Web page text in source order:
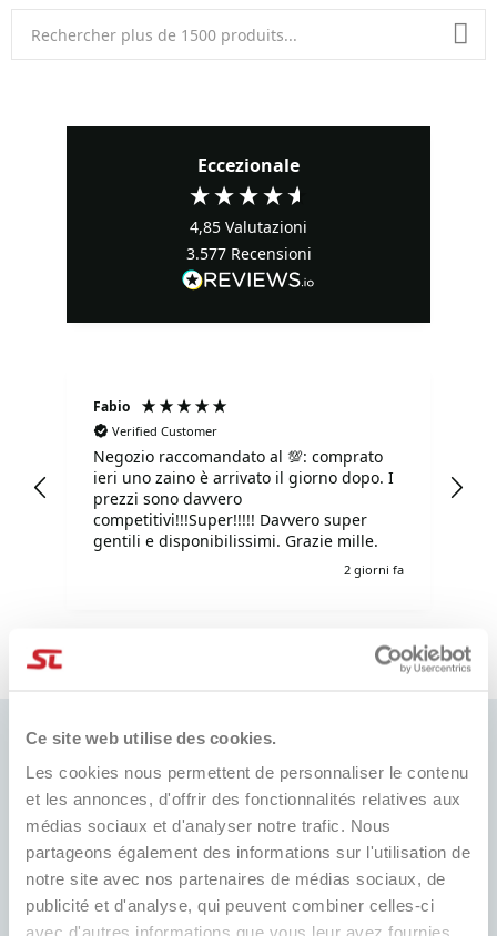
Ce site web utilise des cookies.
Les cookies nous permettent de personnaliser le contenu
et les annonces, d'offrir des fonctionnalités relatives aux
médias sociaux et d'analyser notre trafic. Nous
partageons également des informations sur l'utilisation de
notre site avec nos partenaires de médias sociaux, de
publicité et d'analyse, qui peuvent combiner celles-ci
avec d'autres informations que vous leur avez fournies
Eccezionale
4,85 Valutazioni
3.577 Recensioni
Fabio
Verified Customer
Negozio raccomandato al 💯: comprato
ieri uno zaino è arrivato il giorno dopo. I
prezzi sono davvero
competitivi!!!Super!!!!! Davvero super
gentili e disponibilissimi. Grazie mille.
2 giorni fa
Pausa
EXPÉDITION RAPIDE
Dans le monde entier, avec suivi
MEILLEUR PRIX
Toujours les meilleurs prix du
promotions dédiées